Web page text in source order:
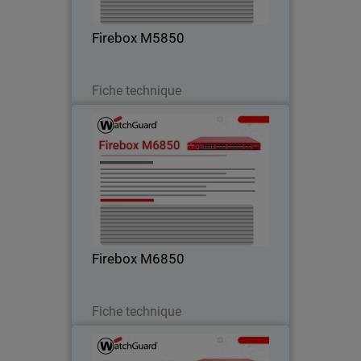
Firebox M5850
Fiche technique
environnements de campus et réseaux
Firebox M6850
Fiche technique
Firebox M6850
Bénéficiez d’une performance maximale
pour réseaux edge et haute densité
grâce à une connectivité 25G, 50G et
100G intégrée.
Firebox M4850